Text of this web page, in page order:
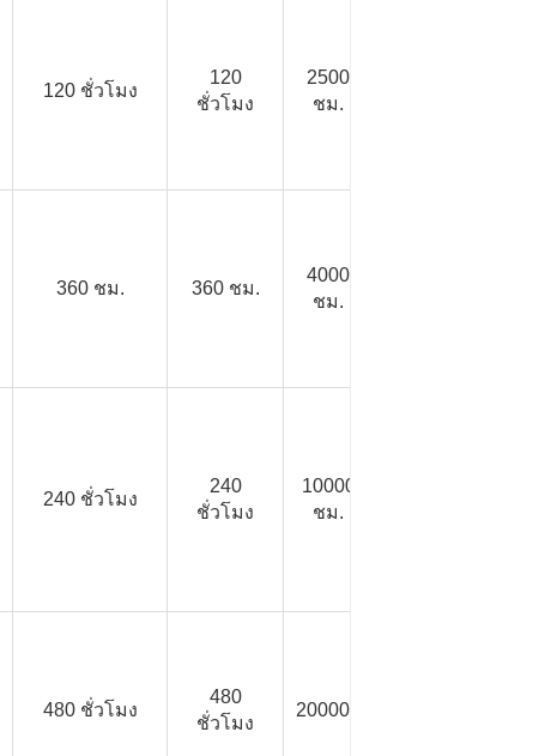
120 ชั่วโมง
120
ชั่วโมง
2500
ชม.
360 ชม. 360 ชม.
4000
ชม.
240 ชั่วโมง
240
ชั่วโมง
10000
ชม.
480 ชั่วโมง
480
ชั่วโมง
20000h